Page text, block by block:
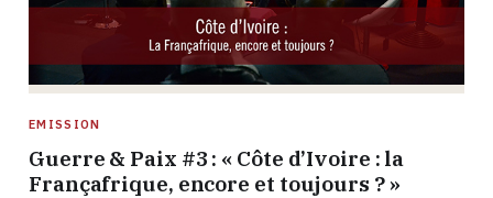
EMISSION
Guerre & Paix #3 : « Côte d’Ivoire : la
Françafrique, encore et toujours ? »